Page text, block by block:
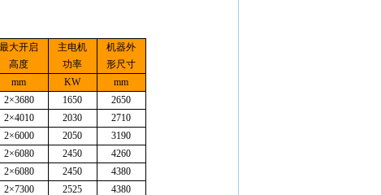
最大开启
高度
主电机
功率
机器外
形尺寸
mm KW
mm
2×3680 1650
2650
2×4010 2030
2710
2×6000 2050
3190
2×6080 2450
4260
2×6080 2450
4380
2×7300 2525
4380